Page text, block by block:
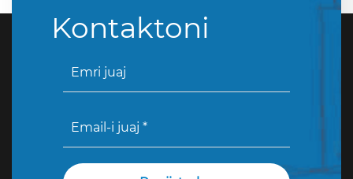
Kontaktoni